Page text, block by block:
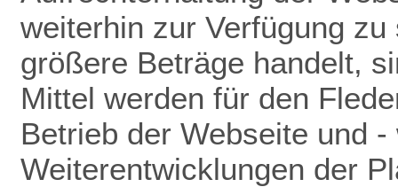
weiterhin zur Verfügung
größere Beträge handelt,
Mittel werden für den
Betrieb der Webseite und
Weiterentwicklungen der